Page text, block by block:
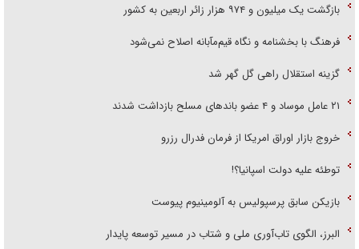
بازگشت یک میلیون و ۹۷۴ هزار زائر اربعین به کشور
فرهنگ با بخشنامه و نگاه قیم‌مآبانه اصلاح نمی‌شود
گزینه استقلال راهی گل گهر شد
۲۱ عامل موساد و ۴ عضو باند‌های مسلح بازداشت شدند
خروج بازار اوراق امریکا از فرمان فدرال رزرو
توطئه علیه دولت اسپانیا؟!
بازیکن سابق پرسپولیس به آلومینیوم پیوست
البرز، الگوی تاب‌آوری ملی و شتاب در مسیر توسعه پایدار